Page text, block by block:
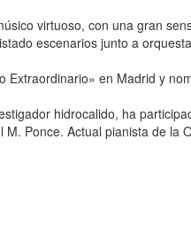
virtuoso, con una gran
escenarios junto a
en Madrid y
hidrocalido, ha
Ponce. Actual pianista de la